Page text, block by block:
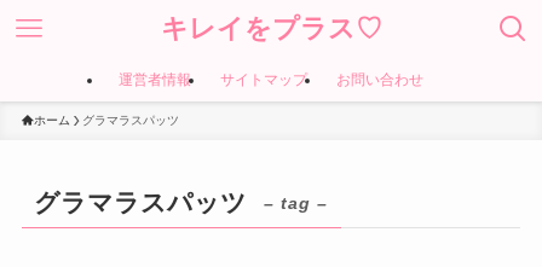
キレイをプラス♡
運営者情報 サイトマップ お問い合わせ
ホーム グラマラスパッツ
グラマラスパッツ – tag –